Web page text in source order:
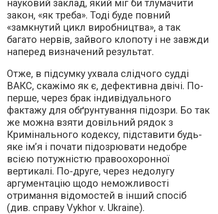
науковий заклад, який міг би тлумачити
закон, «як треба». Тоді буде повний
«замкнутий цикл виробництва», а так
багато нервів, зайвого клопоту і не завжди
наперед визначений результат.
Отже, в підсумку ухвала слідчого судді
ВАКС, скажімо як є, дефективна двічі. По-
перше, через брак індивідуального
фактажу для обґрунтування підозри. Бо так
же можна взяти довільний рядок з
Кримінального кодексу, підставити будь-
яке ім’я і почати підозрювати недобре
всією потужністю правоохоронної
вертикалі. По-друге, через недолугу
аргументацію щодо неможливості
отримання відомостей в інший спосіб
(див. справу Vykhor v. Ukraine).